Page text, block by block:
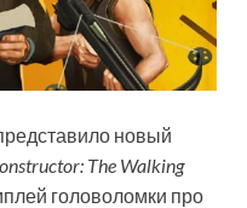
новый
The Walking
головоломки про